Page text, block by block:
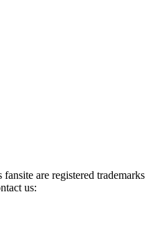
are registered trademarks
us: